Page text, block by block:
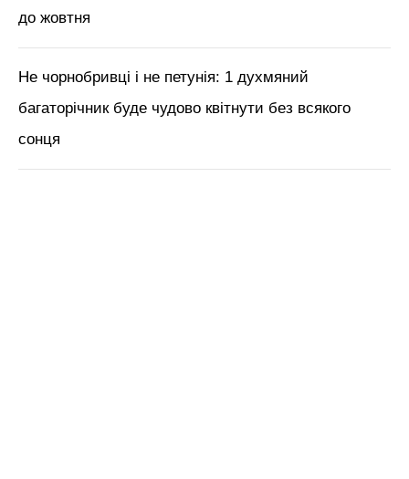
до жовтня
Не чорнобривці і не петунія: 1 духмяний
багаторічник буде чудово квітнути без всякого
сонця